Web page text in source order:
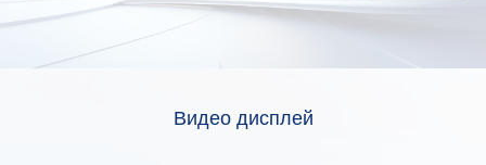
Видео дисплей